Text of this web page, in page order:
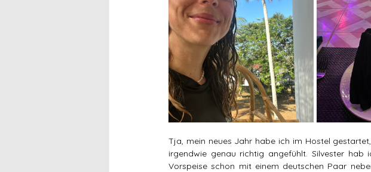
Tja, mein neues Jahr habe ich im Hostel
irgendwie genau richtig angefühlt. Silvester
Vorspeise schon mit einem deutschen Paar